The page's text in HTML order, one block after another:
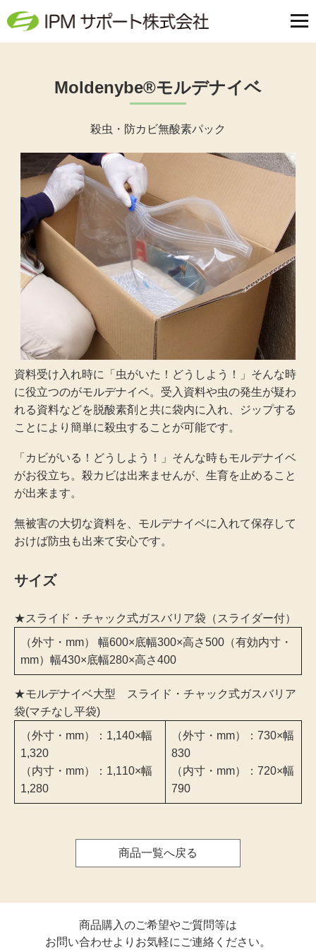
Moldenybe®モルデナイベ
殺虫・防カビ無酸素パック
資料受け入れ時に「虫がいた！どうしよう！」そんな時
に役立つのがモルデナイベ。受入資料や虫の発生が疑わ
れる資料などを脱酸素剤と共に袋内に入れ、ジップする
ことにより簡単に殺虫することが可能です。
「カビがいる！どうしよう！」そんな時もモルデナイベ
がお役立ち。殺カビは出来ませんが、生育を止めること
が出来ます。
無被害の大切な資料を、モルデナイベに入れて保存して
おけば防虫も出来て安心です。
サイズ
★スライド・チャック式ガスバリア袋（スライダー付）
（外寸・mm） 幅600×底幅300×高さ500（有効内寸・
mm）幅430×底幅280×高さ400
★モルデナイベ大型 スライド・チャック式ガスバリア
袋(マチなし平袋)
（外寸・mm）：1,140×幅
1,320
（内寸・mm）：1,110×幅
1,280
（外寸・mm）：730×幅
830
（内寸・mm）：720×幅
790
商品一覧へ戻る
商品購入のご希望やご質問等は
お問い合わせよりお気軽にご連絡ください。